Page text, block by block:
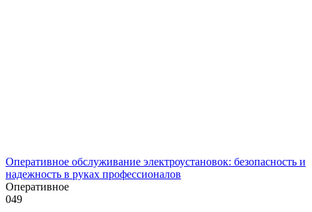
Оперативное обслуживание электроустановок: безопасность и
надежность в руках профессионалов
Оперативное
049